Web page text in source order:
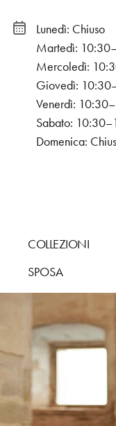
Lunedì: Chiuso
Martedì:
Mercoledì:
Giovedì:
Venerdì:
Sabato:
Domenica:
COLLEZIONI
SPOSA